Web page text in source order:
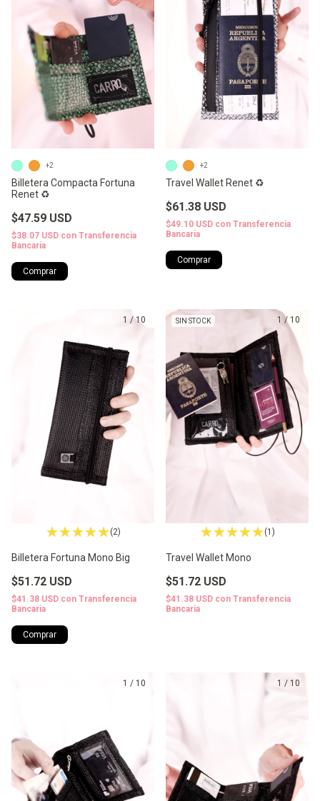
Billetera Compacta Fortuna
Renet ♻️
$47.59 USD
$38.07 USD con Transferencia
Bancaria
+2
Comprar
Travel Wallet Renet ♻️
$61.38 USD
$49.10 USD con Transferencia
Bancaria
+2
Comprar
1 /10
(2)
Billetera Fortuna Mono Big
$51.72 USD
$41.38 USD con Transferencia
Bancaria
1 / 10
SIN STOCK
(1)
Travel Wallet Mono
$51.72 USD
$41.38 USD con Transferencia
Bancaria
1 / 10 1 / 10